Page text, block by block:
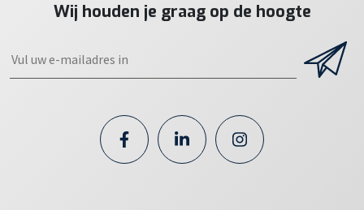
Wij houden je graag op de hoogte